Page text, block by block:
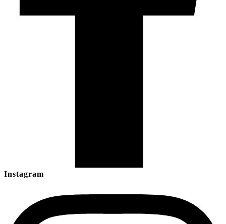
Instagram